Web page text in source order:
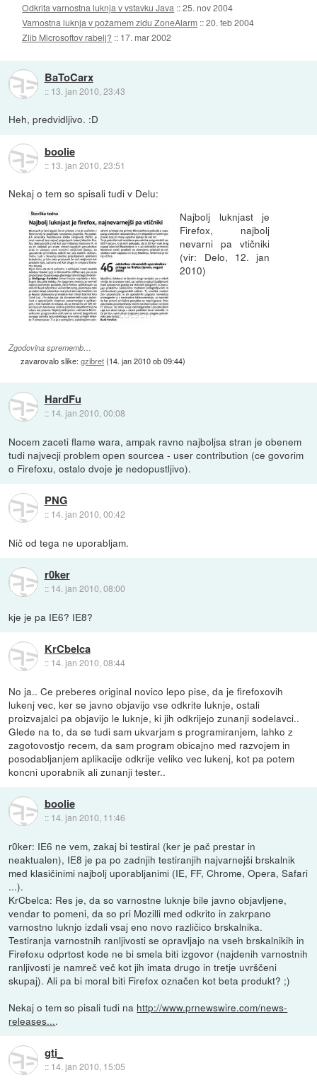
Odkrita varnostna luknja v vstavku Java ::25. nov 2004
Varnostna luknja v požarnem zidu ZoneAlarm ::20. feb 2004
Zlib Microsoftov rabelj? :: 17. mar 2002
BaToCarx
:: 13. jan 2010, 23:43
Heh, predvidljivo. :D
boolie
:: 13. jan 2010, 23:51
Nekaj o tem so spisali tudi v Delu:
Najbolj luknjast je
Firefox, najbolj
nevarni pa vtičniki
(vir: Delo, 12. jan
2010)
Zgodovina sprememb…
zavarovalo slike:gzibret(14. jan 2010 ob 09:44)
HardFu
:: 14. jan 2010, 00:08
Nocem zaceti flame wara, ampak ravno najboljsa stran je obenem
tudi najvecji problem open sourcea - user contribution (ce govorim
o Firefoxu, ostalo dvoje je nedopustljivo).
PNG
:: 14. jan 2010, 00:42
Nič od tega ne uporabljam.
r0ker
:: 14. jan 2010, 08:00
kje je pa IE6? IE8?
KrCbelca
:: 14. jan 2010, 08:44
No ja.. Ce preberes original novico lepo pise, da je firefoxovih
lukenj vec, ker se javno objavijo vse odkrite luknje, ostali
proizvajalci pa objavijo le luknje, ki jih odkrijejo zunanji sodelavci..
Glede na to, da se tudi sam ukvarjam s programiranjem, lahko z
zagotovostjo recem, da sam program obicajno med razvojem in
posodabljanjem aplikacije odkrije veliko vec lukenj, kot pa potem
koncni uporabnik ali zunanji tester..
boolie
:: 14. jan 2010, 11:46
r0ker: IE6 ne vem, zakaj bi testiral (ker je pač prestar in
neaktualen), IE8 je pa po zadnjih testiranjih najvarnejši brskalnik
med klasičinimi najbolj uporabljanimi (IE, FF, Chrome, Opera, Safari
...).
KrCbelca: Res je, da so varnostne luknje bile javno objavljene,
vendar to pomeni, da so pri Mozilli med odkrito in zakrpano
varnostno luknjo izdali vsaj eno novo različico brskalnika.
Testiranja varnostnih ranljivosti se opravljajo na vseh brskalnikih in
Firefoxu odprtost kode ne bi smela biti izgovor (najdenih varnostnih
ranljivosti je namreč več kot jih imata drugo in tretje uvrščeni
skupaj). Ali pa bi moral biti Firefox označen kot beta produkt? ;)
Nekaj o tem so pisali tudi na http://www.prnewswire.com/news-
releases....
gti_
:: 14. jan 2010, 15:05